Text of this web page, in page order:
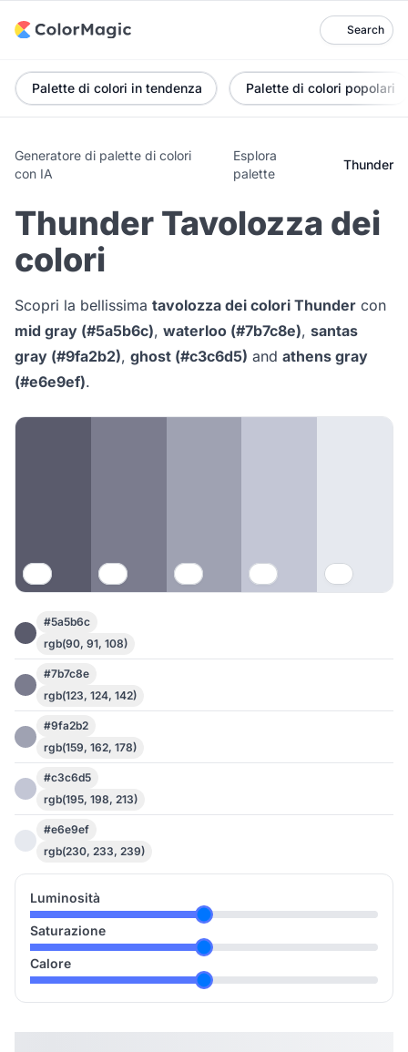
Search
Palette di colori in tendenza Palette di colori popolari
Generatore di palette di colori
con IA
Esplora
palette
Thunder
Thunder Tavolozza dei
colori
Scopri la bellissima tavolozza dei colori Thunder con
mid gray (#5a5b6c), waterloo (#7b7c8e), santas
gray (#9fa2b2), ghost (#c3c6d5) and athens gray
(#e6e9ef).
#5a5b6c
rgb(90, 91, 108)
#7b7c8e
rgb(123, 124, 142)
#9fa2b2
rgb(159, 162, 178)
#c3c6d5
rgb(195, 198, 213)
#e6e9ef
rgb(230, 233, 239)
Luminosità
Saturazione
Calore